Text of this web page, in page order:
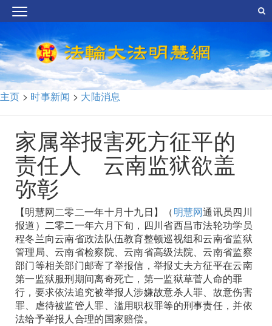
主页 > 时事新闻 > 大陆消息
家属举报害死方征平的
责任人 云南监狱欲盖
弥彰
【明慧网二零二一年十月十九日】（明慧网通讯员四川
报道）二零二一年六月下旬，四川省西昌市法轮功学员
程冬兰向云南省政法队伍教育整顿巡视组和云南省监狱
管理局、云南省检察院、云南省高级法院、云南省监察
部门等相关部门邮寄了举报信，举报丈夫方征平在云南
第一监狱服刑期间离奇死亡，第一监狱草菅人命的罪
行，要求依法追究被举报人涉嫌故意杀人罪、故意伤害
罪、虐待被监管人罪、滥用职权罪等的刑事责任，并依
法给予举报人合理的国家赔偿。